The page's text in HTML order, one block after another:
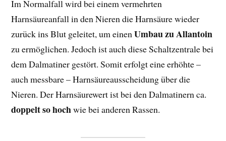
Im Normalfall wird bei einem vermehrten
Harnsäureanfall in den Nieren die Harnsäure wieder
zurück ins Blut geleitet, um einenUmbau zu Allantoin
zu ermöglichen. Jedoch ist auch diese Schaltzentrale bei
dem Dalmatiner gestört. Somit erfolgt eine erhöhte –
auch messbare – Harnsäureausscheidung über die
Nieren. Der Harnsäurewert ist bei den Dalmatinern ca.
doppelt so hochwie bei anderen Rassen.